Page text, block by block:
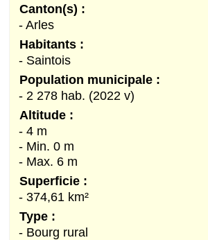
Canton(s) :
- Arles
Habitants :
- Saintois
Population municipale :
- 2 278 hab. (2022 v)
Altitude :
- 4 m
- Min. 0 m
- Max. 6 m
Superficie :
- 374,61 km²
Type :
- Bourg rural